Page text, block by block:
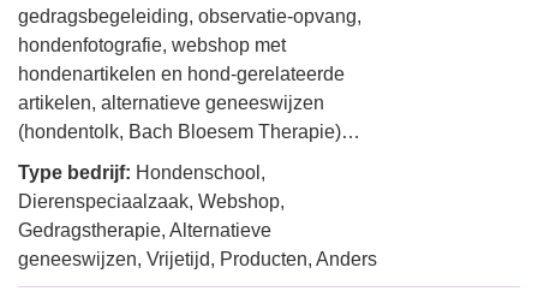
gedragsbegeleiding, observatie-opvang,
hondenfotografie, webshop met
hondenartikelen en hond-gerelateerde
artikelen, alternatieve geneeswijzen
(hondentolk, Bach Bloesem Therapie)…
Type bedrijf: Hondenschool,
Dierenspeciaalzaak, Webshop,
Gedragstherapie, Alternatieve
geneeswijzen, Vrijetijd, Producten, Anders